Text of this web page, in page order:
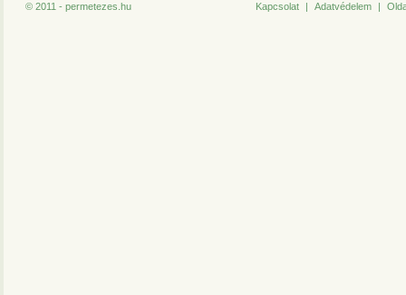
© 2011 - permetezes.hu Kapcsolat | Adatvédelem |